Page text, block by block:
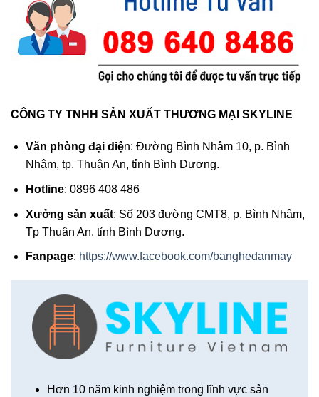
CÔNG TY TNHH SẢN XUẤT THƯƠNG MẠI SKYLINE
Văn phòng đại diện: Đường Bình Nhâm 10, p. Bình
Nhâm, tp. Thuận An, tỉnh Bình Dương.
Hotline: 0896 408 486
Xưởng sản xuất: Số 203 đường CMT8, p. Bình Nhâm,
Tp Thuận An, tỉnh Bình Dương.
Fanpage: https://www.facebook.com/banghedanmay
Hơn 10 năm kinh nghiệm trong lĩnh vực sản